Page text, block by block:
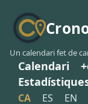
Un calendari fet de
Calendari
CA ES EN